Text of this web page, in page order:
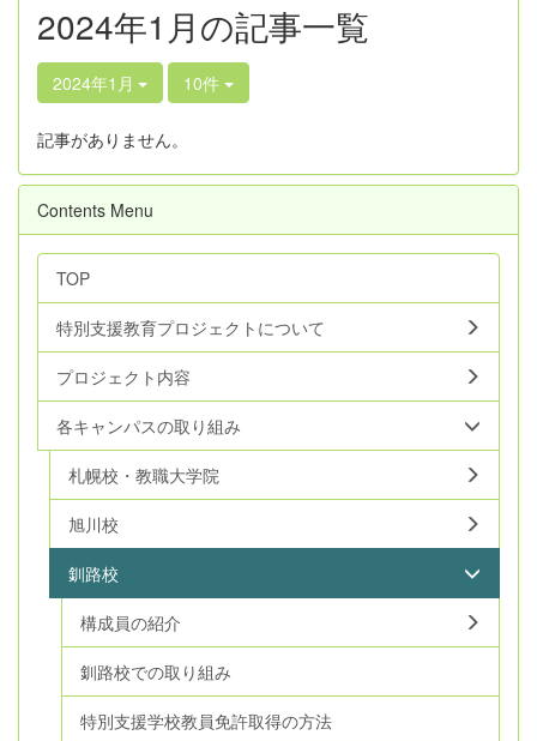
2024年1月の記事一覧
2024年1月 10件
記事がありません。
Contents Menu
TOP
特別支援教育プロジェクトについて
プロジェクト内容
各キャンパスの取り組み
札幌校・教職大学院
旭川校
釧路校
構成員の紹介
釧路校での取り組み
特別支援学校教員免許取得の方法